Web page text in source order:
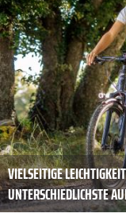
VIELSEITIGE
UNTERSCHIEDLICHSTE